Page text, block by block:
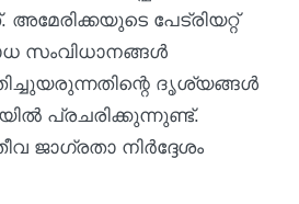
പേട്രിയറ്റ്
സംവിധാനങ്ങൾ
ദൃശ്യങ്ങൾ
പ്രചരിക്കുന്നുണ്ട്.
ജാഗ്രതാ നിർദ്ദേശം